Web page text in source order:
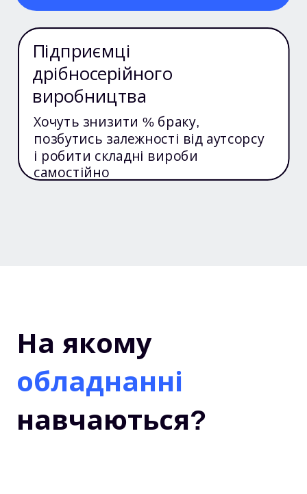
Підприємці
дрібносерійного
виробництва
Хочуть знизити % браку,
позбутись залежності від аутсорсу
і робити складні вироби
самостійно
На якому
обладнанні
навчаються?